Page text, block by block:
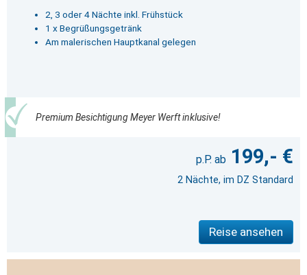
2, 3 oder 4 Nächte inkl. Frühstück
1 x Begrüßungsgetränk
Am malerischen Hauptkanal gelegen
Premium Besichtigung Meyer Werft inklusive!
199,- €
2 Nächte, im DZ Standard
Reise ansehen